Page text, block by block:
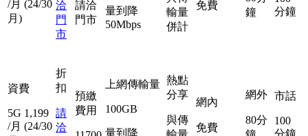
/月 (24/30
月)
洽
門
市
請洽
門市
量到降
50Mbps
輸量
併計
免費
鐘
分鐘
資費
5G 1,199
/月 (24/30
折
扣
請
洽
預繳
費用
上網傳輸量
100GB
量到降
熱點
分享
與傳
網內
免費
網外
80分
市話
100
分鐘